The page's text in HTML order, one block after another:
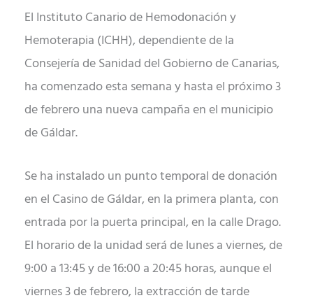
El Instituto Canario de Hemodonación y
Hemoterapia (ICHH), dependiente de la
Consejería de Sanidad del Gobierno de Canarias,
ha comenzado esta semana y hasta el próximo 3
de febrero una nueva campaña en el municipio
de Gáldar.
Se ha instalado un punto temporal de donación
en el Casino de Gáldar, en la primera planta, con
entrada por la puerta principal, en la calle Drago.
El horario de la unidad será de lunes a viernes, de
9:00 a 13:45 y de 16:00 a 20:45 horas, aunque el
viernes 3 de febrero, la extracción de tarde